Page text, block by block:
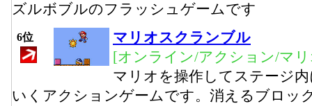
ズルボブルのフラッシュゲームです
6位
マリオスクランブル
[オンライン/アクション/マ
マリオを操作してステージ
いくアクションゲームです。消えるブロッ